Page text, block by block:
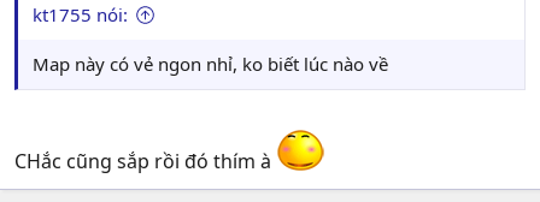
kt1755 nói:
Map này có vẻ ngon nhỉ, ko biết lúc nào về
CHắc cũng sắp rồi đó thím à